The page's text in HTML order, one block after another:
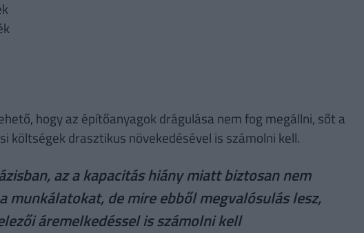
hogy az építőanyagok drágulása nem fog megállni, sőt a
költségek drasztikus növekedésével is számolni kell.
az a kapacitás hiány miatt biztosan nem
munkálatokat, de mire ebből megvalósulás lesz,
áremelkedéssel is számolni kell